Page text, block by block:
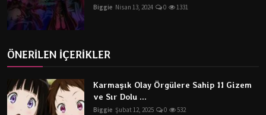
Biggie Nisan 13, 2024 0 1331
ÖNERİLEN İÇERİKLER
Karmaşık Olay Örgülere Sahip 11 Gizem
ve Sır Dolu ...
Biggie Şubat 12, 2025 0 532